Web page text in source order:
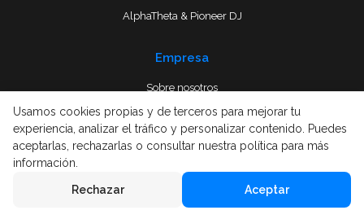
AlphaTheta & Pioneer DJ
Empresa
Sobre nosotros
Usamos cookies propias y de terceros para mejorar tu
experiencia, analizar el tráfico y personalizar contenido. Puedes
aceptarlas, rechazarlas o consultar nuestra política para más
información.
Rechazar Aceptar